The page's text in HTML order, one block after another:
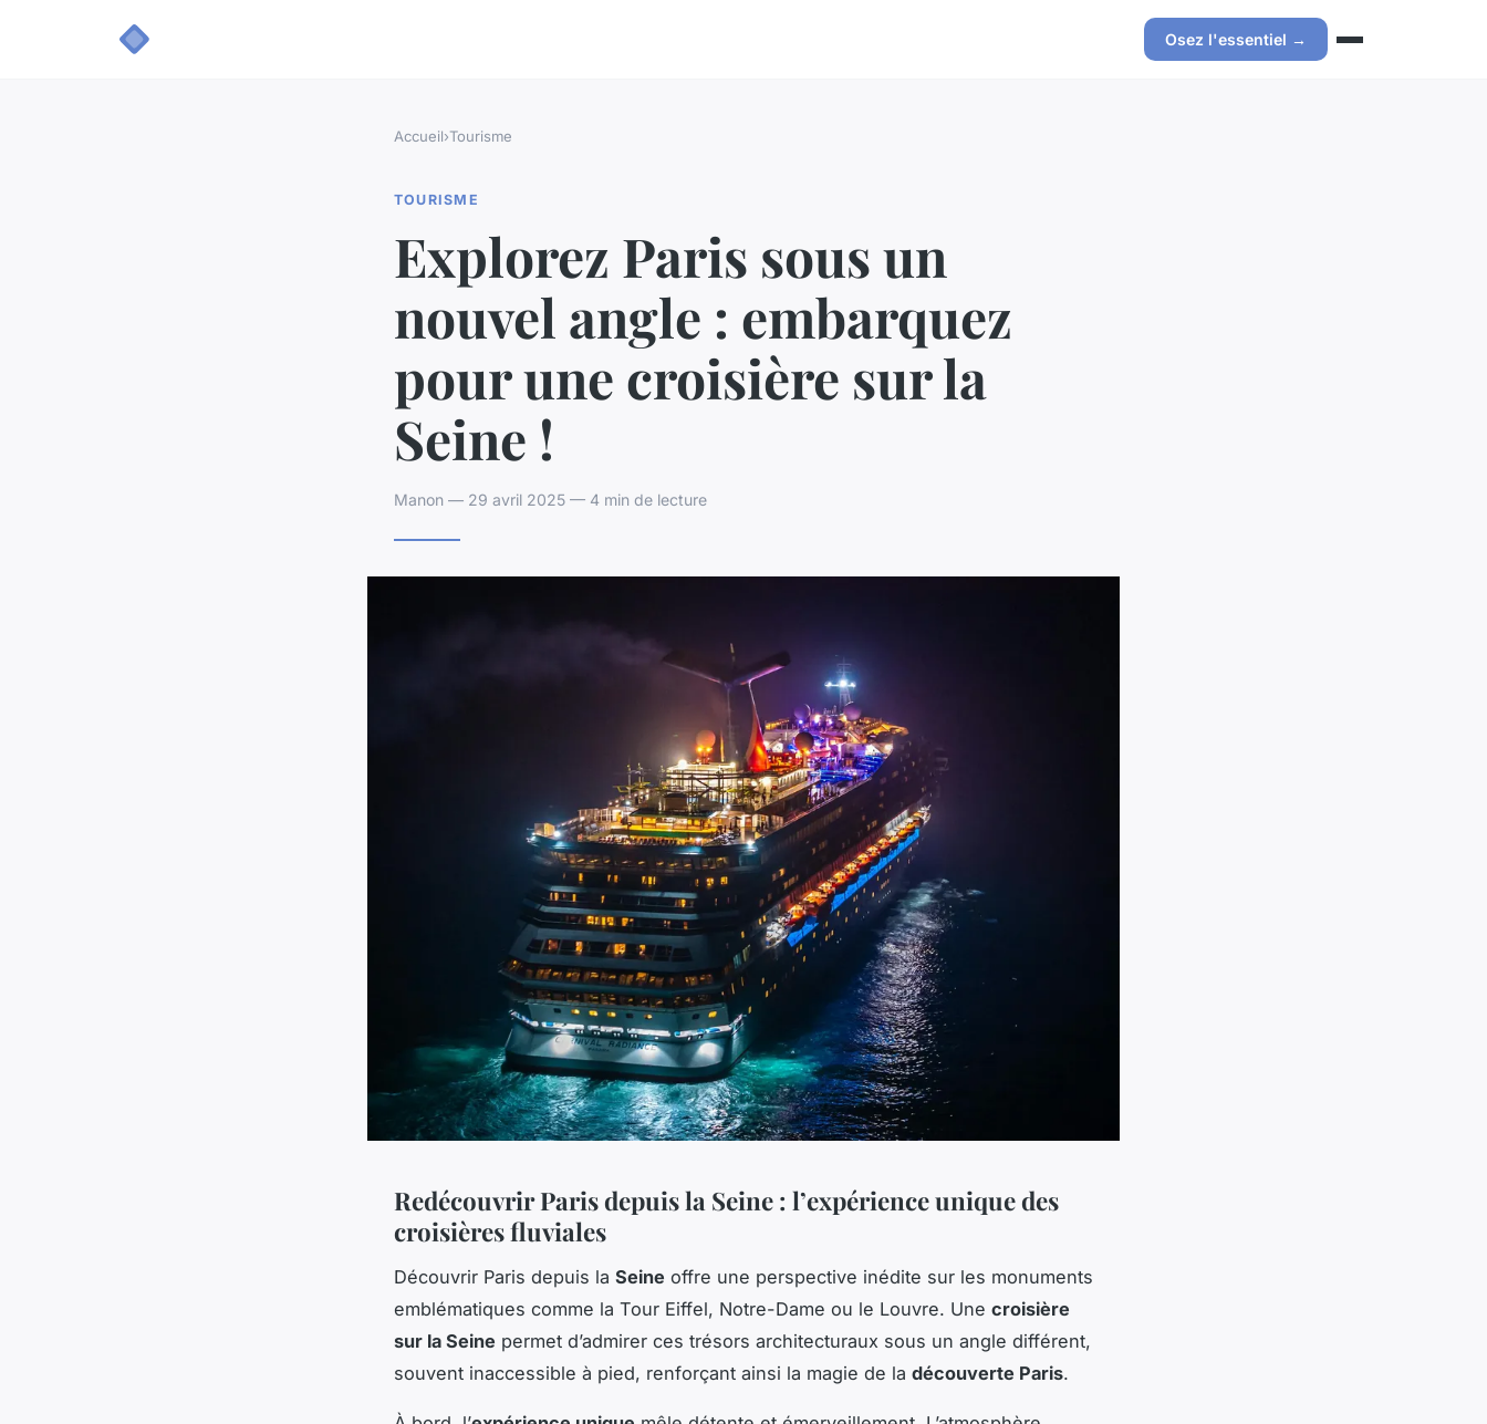
Osez l'essentiel →
Accueil›Tourisme
TOURISME
Explorez Paris sous un
nouvel angle : embarquez
pour une croisière sur la
Seine !
Manon — 29 avril 2025 — 4 min de lecture
Redécouvrir Paris depuis la Seine : l’expérience unique des
croisières fluviales
Découvrir Paris depuis la Seine offre une perspective inédite sur les monuments
emblématiques comme la Tour Eiffel, Notre-Dame ou le Louvre. Une croisière
sur la Seine permet d’admirer ces trésors architecturaux sous un angle différent,
souvent inaccessible à pied, renforçant ainsi la magie de la découverte Paris.